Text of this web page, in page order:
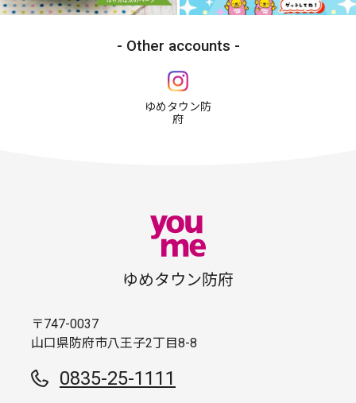
Other accounts
ゆめタウン防
府
ゆめタウン防府
〒747-0037
山口県防府市八王子2丁目8-8
0835-25-1111